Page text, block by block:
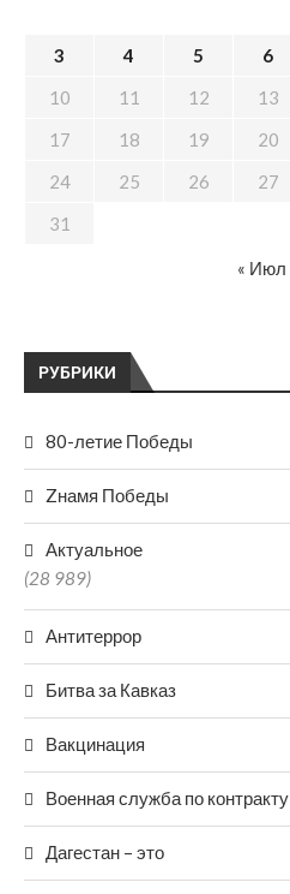
РУБРИКИ
80-летие Победы
Zнамя Победы
Актуальное
(28 989)
Антитеррор
Битва за Кавказ
Вакцинация
Военная служба по контракту
Дагестан – это
3
4 5 6
10
11 12 13
17
18 19 20
24
25 26 27
31
« Июл